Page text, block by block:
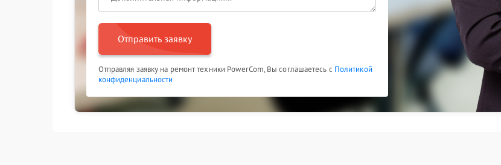
Отправить заявку
Отправляя заявку на ремонт техники PowerCom, Вы соглашаетесь с Политикой
конфиденциальности